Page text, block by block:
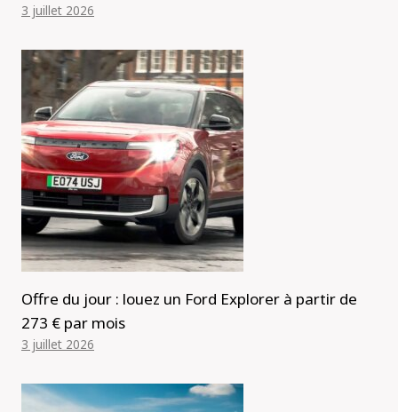
3 juillet 2026
Offre du jour : louez un Ford Explorer à partir de
273 € par mois
3 juillet 2026